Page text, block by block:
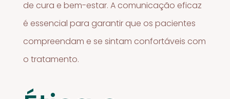
de cura e bem-estar. A comunicação eficaz
é essencial para garantir que os pacientes
compreendam e se sintam confortáveis com
o tratamento.